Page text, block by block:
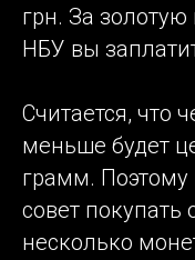
грн. За золотую
НБУ вы
Считается, что
меньше будет
грамм.
совет покупать
несколько